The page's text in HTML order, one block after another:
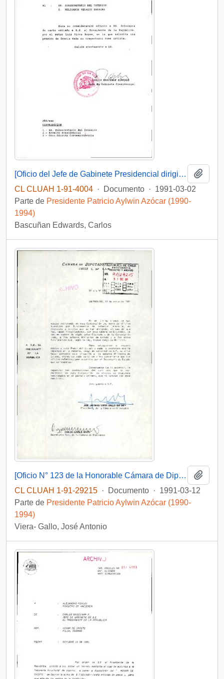
[Oficio del Jefe de Gabinete Presidencial dirigido al Subsecretario del Interior]
CL CLUAH 1-91-4004 · Documento · 1991-03-02
Parte de Presidente Patricio Aylwin Azócar (1990-
1994)
Bascuñan Edwards, Carlos
[Oficio N° 123 de la Honorable Cámara de Diputados dirigido al Presidente Patricio Aylwin, mediante el cual aborda requisitos relacionados a la correspondencia oficial]
CL CLUAH 1-91-29215 · Documento · 1991-03-12
Parte de Presidente Patricio Aylwin Azócar (1990-
1994)
Viera- Gallo, José Antonio